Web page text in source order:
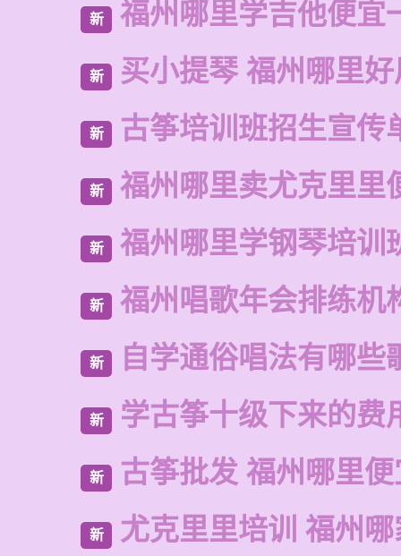
新 福州哪里学吉他便宜
新 买小提琴 福州哪里好
新 古筝培训班招生宣传
新 福州哪里卖尤克里里
新 福州哪里学钢琴培训
新 福州唱歌年会排练机
新 自学通俗唱法有哪些
新 学古筝十级下来的费
新 古筝批发 福州哪里
新 尤克里里培训 福州